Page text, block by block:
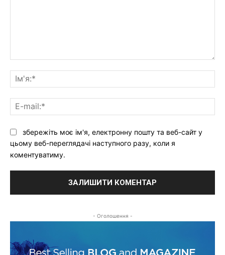
коментар:
збережіть моє ім'я, електронну пошту та веб-сайт у
цьому веб-переглядачі наступного разу, коли я
коментуватиму.
- Оголошення -